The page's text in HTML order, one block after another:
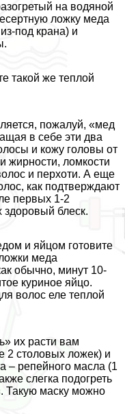
на водяной
ложку меда
под крана) и
такой же теплой
пожалуй, «мед
в себе эти два
и кожу головы от
жирности, ломкости
и перхоти. А еще
как подтверждают
первых 1-2
здоровый блеск.
и яйцом готовите
меда
обычно, минут 10-
куриное яйцо.
волос еле теплой
их расти вам
2 столовых ложек) и
– репейного масла (1
слегка подогреть
Такую маску можно